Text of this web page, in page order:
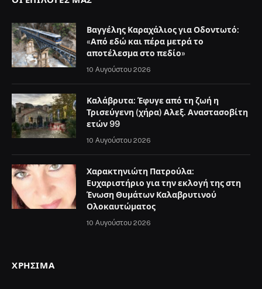
Βαγγέλης Καραχάλιος για Οδοντωτό:
«Από εδώ και πέρα μετρά το
αποτέλεσμα στο πεδίο»
10 Αυγούστου 2026
Καλάβρυτα: Έφυγε από τη ζωή η
Τρισεύγενη (χήρα) Αλεξ. Αναστασοβίτη
ετών 99
10 Αυγούστου 2026
Χαρακτηνιώτη Πατρούλα:
Ευχαριστήριο για την εκλογή της στη
Ένωση Θυμάτων Καλαβρυτινού
Ολοκαυτώματος
10 Αυγούστου 2026
ΧΡΉΣΙΜΑ